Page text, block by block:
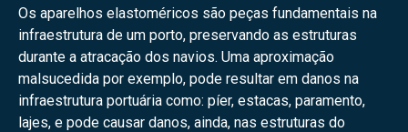
Os aparelhos elastoméricos são peças fundamentais na
infraestrutura de um porto, preservando as estruturas
durante a atracação dos navios. Uma aproximação
malsucedida por exemplo, pode resultar em danos na
infraestrutura portuária como: píer, estacas, paramento,
lajes, e pode causar danos, ainda, nas estruturas do